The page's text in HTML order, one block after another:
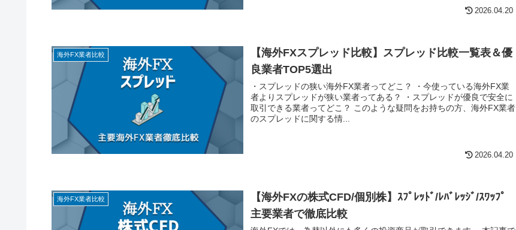
2026.04.20
海外FX業者比較
【海外FXスプレッド比較】スプレッド比較一覧表＆優
良業者TOP5選出
・スプレッドの狭い海外FX業者ってどこ？ ・今使っている海外FX業
者よりスプレッドが狭い業者ってある？ ・スプレッドが優良で安全に
取引できる業者ってどこ？ このような疑問をお持ちの方、海外FX業者
のスプレッドに関する情...
2026.04.20
海外FX業者比較
【海外FXの株式CFD/個別株】ｽﾌﾟﾚｯﾄﾞ/ﾚﾊﾞﾚｯｼﾞ/ｽﾜｯﾌﾟ
主要業者で徹底比較